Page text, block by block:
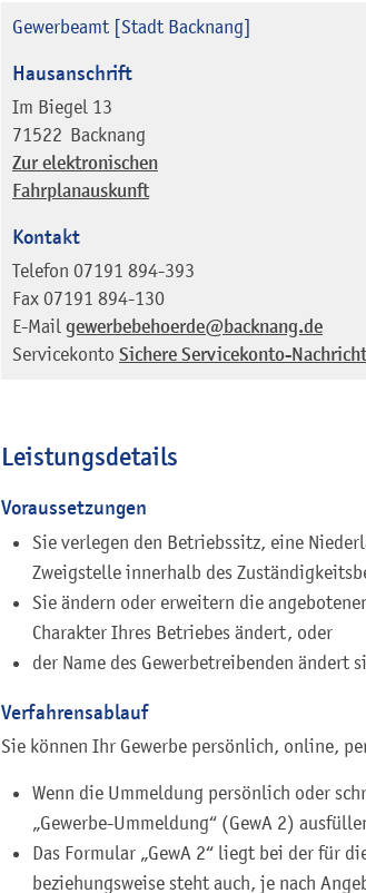
Gewerbeamt [Stadt Backnang]
Hausanschrift
Im Biegel 13
71522 Backnang
Zur elektronischen
Fahrplanauskunft
Kontakt
Telefon 07191 894-393
Fax 07191 894-130
E-Mail gewerbebehoerde@backnang.de
Servicekonto Sichere Servicekonto-
Leistungsdetails
Voraussetzungen
Sie verlegen den Betriebssitz, eine
Zweigstelle innerhalb des
Sie ändern oder erweitern die
Charakter Ihres Betriebes ändert, oder
der Name des Gewerbetreibenden ändert
Verfahrensablauf
Sie können Ihr Gewerbe persönlich, online,
Wenn die Ummeldung persönlich oder
„Gewerbe-Ummeldung“ (GewA 2)
Das Formular „GewA 2“ liegt bei der für
beziehungsweise steht auch, je nach